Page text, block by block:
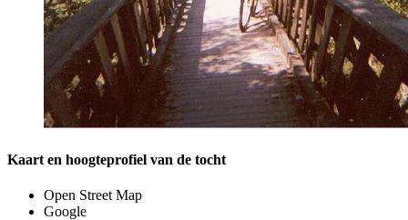
Kaart en hoogteprofiel van de tocht
Open Street Map
Google